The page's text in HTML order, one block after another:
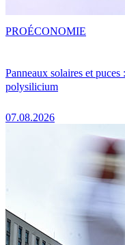
Panneaux solaires et
polysilicium
07.08.2026
PROÉCONOMIE